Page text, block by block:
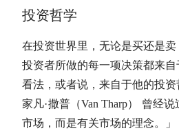
投资哲学
在投资世界里，无论是买还是
投资者所做的每一项决策都来
看法，或者说，来自于他的投
家凡·撒普（Van Tharp） 曾经
市场，而是有关市场的理念。」